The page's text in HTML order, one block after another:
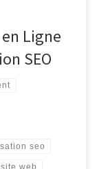
Ligne
SEO
seo
site web